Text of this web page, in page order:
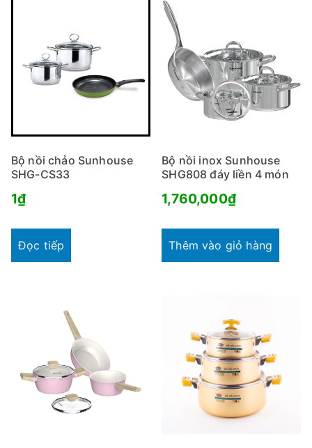
Bộ nồi chảo Sunhouse
SHG-CS33
1₫
Đọc tiếp
Bộ nồi inox Sunhouse
SHG808 đáy liền 4 món
1,760,000₫
Thêm vào giỏ hàng